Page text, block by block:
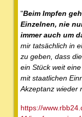
"Beim Impfen
Einzelnen, nie
immer auch um
mir tatsächlich in
zu geben, dass
ein Stück weit
mit staatlichen
Akzeptanz wieder
https://